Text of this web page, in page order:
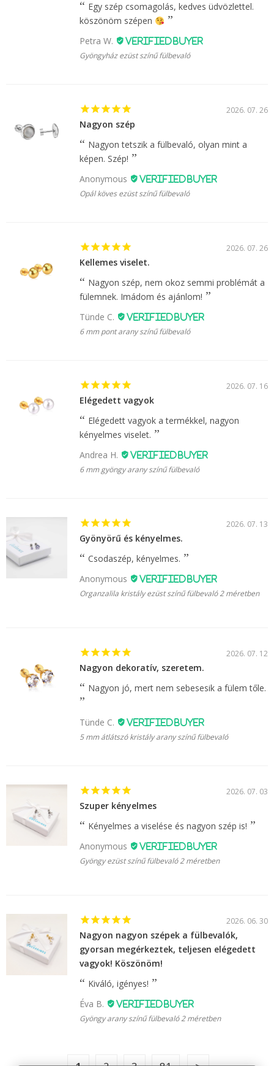
Egy szép csomagolás, kedves üdvözlettel.
köszönöm szépen
Petra W.
Gyöngyház ezüst színű fülbevaló
2026. 07. 26
Nagyon szép
Nagyon tetszik a fülbevaló, olyan mint a
képen. Szép!
Anonymous
Opál köves ezüst színű fülbevaló
2026. 07. 26
Kellemes viselet.
Nagyon szép, nem okoz semmi problémát a
fülemnek. Imádom és ajánlom!
Tünde C.
6 mm pont arany színű fülbevaló
2026. 07. 16
Elégedett vagyok
Elégedett vagyok a termékkel, nagyon
kényelmes viselet.
Andrea H.
6 mm gyöngy arany színű fülbevaló
2026. 07. 13
Gyönyörű és kényelmes.
Csodaszép, kényelmes.
Anonymous
Organzalila kristály ezüst színű fülbevaló 2 méretben
2026. 07. 12
Nagyon dekoratív, szeretem.
Nagyon jó, mert nem sebesesik a fülem tőle.
Tünde C.
5 mm átlátszó kristály arany színű fülbevaló
2026. 07. 03
Szuper kényelmes
Kényelmes a viselése és nagyon szép is!
Anonymous
Gyöngy ezüst színű fülbevaló 2 méretben
2026. 06. 30
Nagyon nagyon szépek a fülbevalók,
gyorsan megérkeztek, teljesen elégedett
vagyok! Köszönöm!
Kiváló, igényes!
Éva B.
Gyöngy arany színű fülbevaló 2 méretben